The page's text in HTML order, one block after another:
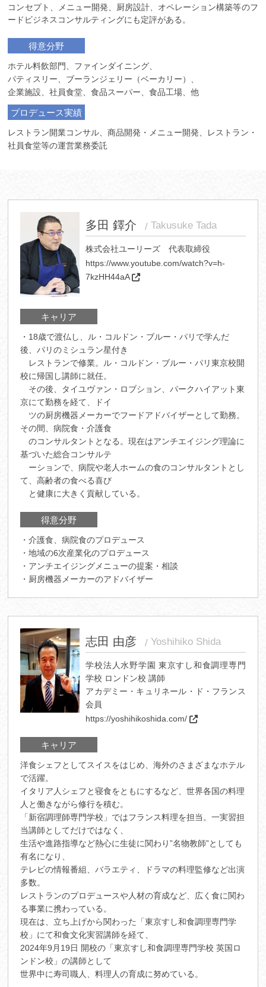
コンセプト、メニュー開発、厨房設計、オペレーション構築等のフ
ードビジネスコンサルティングにも定評がある。
得意分野
ホテル料飲部門、ファインダイニング、
パティスリー、ブーランジェリー（ベーカリー）、
企業施設、社員食堂、食品スーパー、食品工場、他
プロデュース実績
レストラン開業コンサル、商品開発・メニュー開発、レストラン・
社員食堂等の運営業務委託
キャリア
・18歳で渡仏し、ル・コルドン・ブルー・パリで学んだ
後、パリのミシュラン星付き
レストランで修業。ル・コルドン・ブルー・パリ東京校開
校に帰国し講師に就任。
その後、タイユヴァン・ロブション、パークハイアット東
京にて勤務を経て、ドイ
ツの厨房機器メーカーでフードアドバイザーとして勤務。
その間、病院食・介護食
のコンサルタントとなる。現在はアンチエイジング理論に
基づいた総合コンサルテ
ーションで、病院や老人ホームの食のコンサルタントとし
て、高齢者の食べる喜び
と健康に大きく貢献している。
得意分野
・介護食、病院食のプロデュース
・地域の6次産業化のプロデュース
・アンチエイジングメニューの提案・相談
・厨房機器メーカーのアドバイザー
多田 鐸介 Takusuke Tada
株式会社ユーリーズ 代表取締役
https://www.youtube.com/watch?v=h-
7kzHH44aA
キャリア
洋食シェフとしてスイスをはじめ、海外のさまざまなホテル
で活躍。
イタリア人シェフと寝食をともにするなど、世界各国の料理
人と働きながら修行を積む。
「新宿調理師専門学校」ではフランス料理を担当。一実習担
当講師としてだけではなく、
生活や進路指導など熱心に生徒に関わり”名物教師”としても
有名になり、
テレビの情報番組、バラエティ、ドラマの料理監修など出演
多数。
レストランのプロデュースや人材の育成など、広く食に関わ
る事業に携わっている。
現在は、立ち上げから関わった「東京すし和食調理専門学
校」にて和食文化実習講師を経て、
2024年9月19日 開校の「東京すし和食調理専門学校 英国ロ
ンドン校」の講師として
世界中に寿司職人、料理人の育成に努めている。
志田 由彦 Yoshihiko Shida
学校法人水野学園 東京すし和食調理専門
学校 ロンドン校 講師
アカデミー・キュリネール・ド・フランス
会員
https://yoshihikoshida.com/